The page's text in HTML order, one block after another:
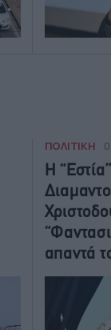
ΠΟΛΙΤΙΚΗ
Η
απαντά